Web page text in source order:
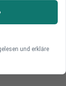
im
und erkläre